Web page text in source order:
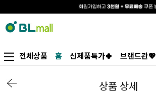
전체상품 홈 신제품특가🍀 브랜드관💖
상품 상세